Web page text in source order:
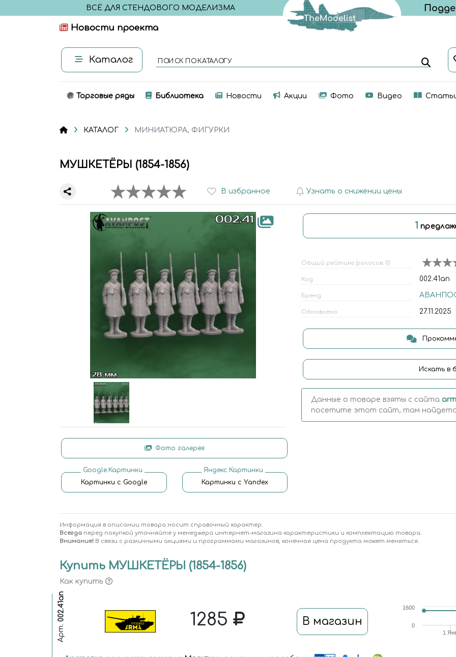
ВСЁ ДЛЯ СТЕНДОВОГО МОДЕЛИЗМА
Новости проекта
Каталог ПОИСК ПО КАТАЛОГУ
Торговые ряды Библиотека Новости Акции Фото Видео
КАТАЛОГ МИНИАТЮРА, ФИГУРКИ
МУШКЕТЁРЫ (1854-1856)
В избранное Узнать о снижении цены
Фото галерея
Google.Картинки
Картинки с Google
Яндекс.Картинки
Картинки с Yandex
1
Общий рейтинг (голосов: 0)
Код 002.41ап
Бренд
Обновлено 27.11.2025
Искать в
Данные о товаре взяты с сайта
посетите этот сайт, там
Информация в описании товара носит справочный характер.
Всегда перед покупкой уточняйте у менеджера интернет-магазина характеристики и комплектацию товара.
Внимание! В связи с различными акциями и программами магазинов, конечная цена продукта может меняться.
Купить МУШКЕТЁРЫ (1854-1856)
Как купить
Арт.
002.41ап 1285 В магазин
1
0
1600